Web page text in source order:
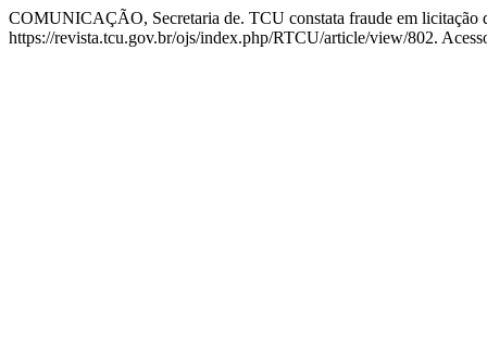
COMUNICAÇÃO, Secretaria de. TCU constata fraude em licitação
https://revista.tcu.gov.br/ojs/index.php/RTCU/article/view/802.